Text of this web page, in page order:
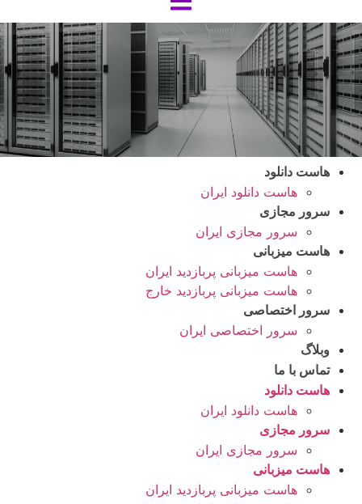
هاست دانلود
هاست دانلود ایران
سرور مجازی
سرور مجازی ایران
هاست میزبانی
هاست میزبانی پربازدید ایران
هاست میزبانی پربازدید خارج
سرور اختصاصی
سرور اختصاصی ایران
وبلاگ
تماس با ما
هاست دانلود
هاست دانلود ایران
سرور مجازی
سرور مجازی ایران
هاست میزبانی
هاست میزبانی پربازدید ایران